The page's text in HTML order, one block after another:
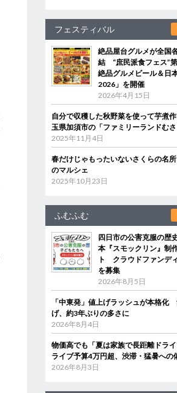
フェスティバル
絶品屋台グルメが全国
結 “庶民派食フェス”
絶品グルメビール＆日
2026」を開催
2026年4月15日
自分で収穫した秋野菜を使って芋煮
玉県加須市の「ファミリーランドむさ
2025年11月4日
春だけじゃもったいないさくらの名
のマルシェ
2025年10月23日
ふむふむ
四日市の公害克服の歴
本『スモックリン』制
ト クラウドファンデ
を募集
2026年8月5日
「中東発」値上げラッシュが本格化
げ、約3年ぶりの多さに
2026年8月4日
物価高でも「夏は家族で長距離ドラ
ライブ予算4万円超、渋滞・猛暑への
2026年8月3日